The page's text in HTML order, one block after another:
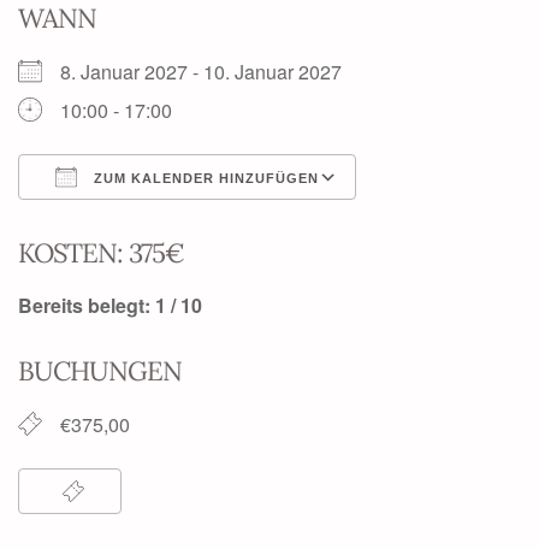
WANN
8. Januar 2027 - 10. Januar 2027
10:00 - 17:00
ZUM KALENDER HINZUFÜGEN
KOSTEN: 375€
Bereits belegt: 1 / 10
BUCHUNGEN
€375,00